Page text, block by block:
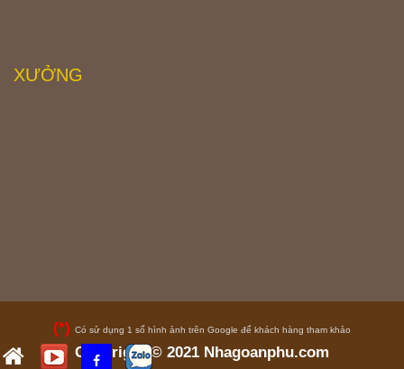
XƯỞNG
(*) Có sử dụng 1 số hình ảnh trên Google để khách hàng tham khảo
Copyright © 2021 Nhagoanphu.com